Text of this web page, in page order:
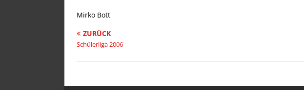
Mirko Bott
ZURÜCK
Schülerliga 2006